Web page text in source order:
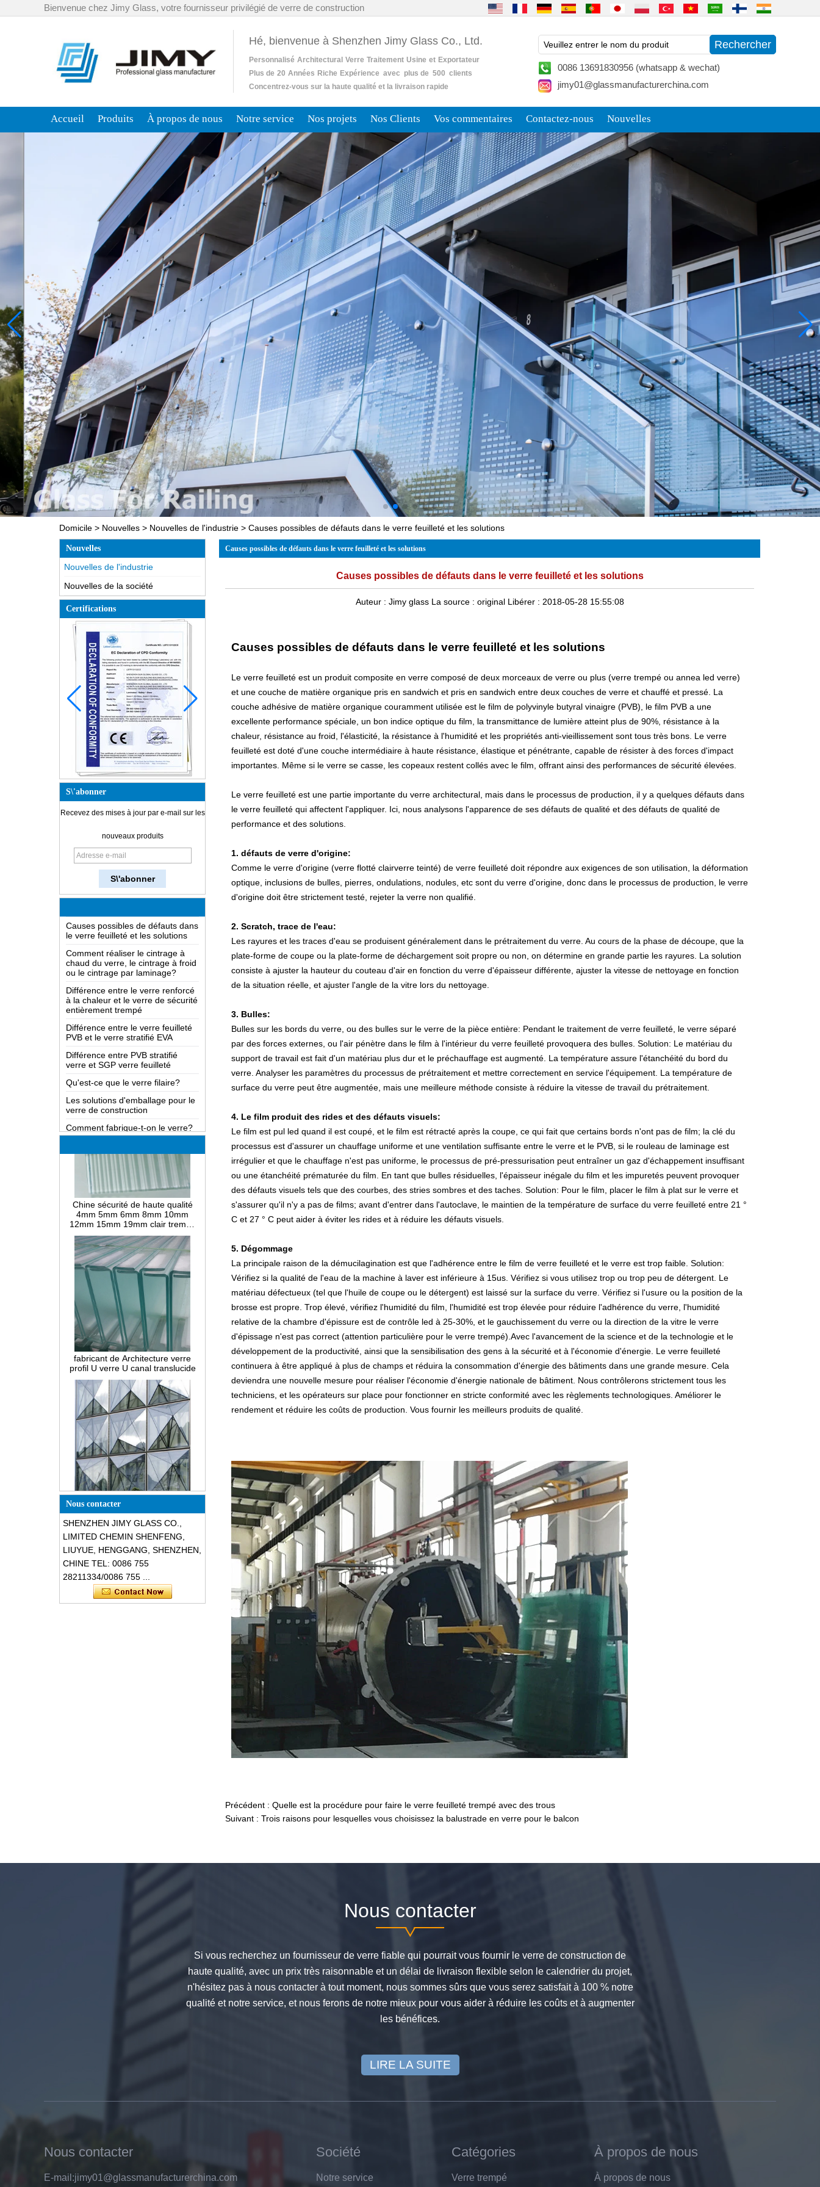
Bienvenue chez Jimy Glass, votre fournisseur privilégié de verre de construction
Hé, bienvenue à Shenzhen Jimy Glass Co., Ltd.
Personnalisé Architectural Verre Traitement Usine et Exportateur
Plus de 20 Années Riche Expérience avec plus de 500 clients
Concentrez-vous sur la haute qualité et la livraison rapide
0086 13691830956 (whatsapp & wechat)
jimy01@glassmanufacturerchina.com
Accueil Produits À propos de nous Notre service Nos projets Nos Clients Vos commentaires Contactez-nous Nouvelles
Domicile > Nouvelles > Nouvelles de l'industrie > Causes possibles de défauts dans le verre feuilleté et les solutions
Nouvelles
Nouvelles de l'industrie
Nouvelles de la société
Certifications
S\'abonner
Recevez des mises à jour par e-mail sur les
nouveaux produits
Comment fabrique-t-on le verre?
Comment fonctionne un miroir à
double sens?
Connaissance approfondie du
verre LOW-E
le verre feuilleté et les solutions
Comment réaliser le cintrage à
ou le cintrage par laminage?
Différence entre le verre renforcé
à la chaleur et le verre de sécurité
entièrement trempé
Différence entre le verre feuilleté
PVB et le verre stratifié EVA
Différence entre PVB stratifié
Qu'est-ce que le verre filaire?
Les solutions d'emballage pour le
verre de construction
Comment fabrique-t-on le verre?
Comment fonctionne un miroir à
double sens?
Connaissance approfondie du
verre LOW-E
Causes possibles de défauts dans
le verre feuilleté et les solutions
Comment réaliser le cintrage à
chaud du verre, le cintrage à froid
ou le cintrage par laminage?
Différence entre le verre renforcé
à la chaleur et le verre de sécurité
entièrement trempé
Différence entre le verre feuilleté
PVB et le verre stratifié EVA
Différence entre PVB stratifié
verre et SGP verre feuilleté
Qu'est-ce que le verre filaire?
Les solutions d'emballage pour le
verre de construction
Chine sécurité de haute qualité
4mm 5mm 6mm 8mm 10mm
12mm 15mm 19mm clair trempé
roseau cannelé cannelé la-wave
fabricants de verre nervuré
fabricant de Architecture verre
profil U verre U canal translucide
Façades en verre résistantes aux
bris structurelles en forme de
triangle de conception spéciale
porcelaine 8mm verre trempé clair
Nous contacter
SHENZHEN JIMY GLASS CO.,
LIMITED CHEMIN SHENFENG,
LIUYUE, HENGGANG, SHENZHEN,
CHINE TEL: 0086 755
28211334/0086 755 ...
Causes possibles de défauts dans le verre feuilleté et les solutions
Causes possibles de défauts dans le verre feuilleté et les solutions
Auteur : Jimy glass La source : original Libérer : 2018-05-28 15:55:08
Causes possibles de défauts dans le verre feuilleté et les solutions
Le verre feuilleté est un produit composite en verre composé de deux morceaux de verre ou plus (verre trempé ou annea led verre)
et une couche de matière organique pris en sandwich et pris en sandwich entre deux couches de verre et chauffé et pressé. La
couche adhésive de matière organique couramment utilisée est le film de polyvinyle butyral vinaigre (PVB), le film PVB a une
excellente performance spéciale, un bon indice optique du film, la transmittance de lumière atteint plus de 90%, résistance à la
chaleur, résistance au froid, l'élasticité, la résistance à l'humidité et les propriétés anti-vieillissement sont tous très bons. Le verre
feuilleté est doté d'une couche intermédiaire à haute résistance, élastique et pénétrante, capable de résister à des forces d'impact
importantes. Même si le verre se casse, les copeaux restent collés avec le film, offrant ainsi des performances de sécurité élevées.
Le verre feuilleté est une partie importante du verre architectural, mais dans le processus de production, il y a quelques défauts dans
le verre feuilleté qui affectent l'appliquer. Ici, nous analysons l'apparence de ses défauts de qualité et des défauts de qualité de
performance et des solutions.
1. défauts de verre d'origine:
Comme le verre d'origine (verre flotté clairverre teinté) de verre feuilleté doit répondre aux exigences de son utilisation, la déformation
optique, inclusions de bulles, pierres, ondulations, nodules, etc sont du verre d'origine, donc dans le processus de production, le verre
d'origine doit être strictement testé, rejeter la verre non qualifié.
2. Scratch, trace de l'eau:
Les rayures et les traces d'eau se produisent généralement dans le prétraitement du verre. Au cours de la phase de découpe, que la
plate-forme de coupe ou la plate-forme de déchargement soit propre ou non, on détermine en grande partie les rayures. La solution
consiste à ajuster la hauteur du couteau d'air en fonction du verre d'épaisseur différente, ajuster la vitesse de nettoyage en fonction
de la situation réelle, et ajuster l'angle de la vitre lors du nettoyage.
3. Bulles:
Bulles sur les bords du verre, ou des bulles sur le verre de la pièce entière: Pendant le traitement de verre feuilleté , le verre séparé
par des forces externes, ou l'air pénètre dans le film à l'intérieur du verre feuilleté provoquera des bulles. Solution: Le matériau du
support de travail est fait d'un matériau plus dur et le préchauffage est augmenté. La température assure l'étanchéité du bord du
verre. Analyser les paramètres du processus de prétraitement et mettre correctement en service l'équipement. La température de
surface du verre peut être augmentée, mais une meilleure méthode consiste à réduire la vitesse de travail du prétraitement.
4. Le film produit des rides et des défauts visuels:
Le film est pul led quand il est coupé, et le film est rétracté après la coupe, ce qui fait que certains bords n'ont pas de film; la clé du
processus est d'assurer un chauffage uniforme et une ventilation suffisante entre le verre et le PVB, si le rouleau de laminage est
irrégulier et que le chauffage n'est pas uniforme, le processus de pré-pressurisation peut entraîner un gaz d'échappement insuffisant
ou une étanchéité prématurée du film. En tant que bulles résiduelles, l'épaisseur inégale du film et les impuretés peuvent provoquer
des défauts visuels tels que des courbes, des stries sombres et des taches. Solution: Pour le film, placer le film à plat sur le verre et
s'assurer qu'il n'y a pas de films; avant d'entrer dans l'autoclave, le maintien de la température de surface du verre feuilleté entre 21 °
C et 27 ° C peut aider à éviter les rides et à réduire les défauts visuels.
5. Dégommage
La principale raison de la démucilagination est que l'adhérence entre le film de verre feuilleté et le verre est trop faible. Solution:
Vérifiez si la qualité de l'eau de la machine à laver est inférieure à 15us. Vérifiez si vous utilisez trop ou trop peu de détergent. Le
matériau défectueux (tel que l'huile de coupe ou le détergent) est laissé sur la surface du verre. Vérifiez si l'usure ou la position de la
brosse est propre. Trop élevé, vérifiez l'humidité du film, l'humidité est trop élevée pour réduire l'adhérence du verre, l'humidité
relative de la chambre d'épissure est de contrôle led à 25-30%, et le gauchissement du verre ou la direction de la vitre le verre
d'épissage n'est pas correct (attention particulière pour le verre trempé).Avec l'avancement de la science et de la technologie et le
développement de la productivité, ainsi que la sensibilisation des gens à la sécurité et à l'économie d'énergie. Le verre feuilleté
continuera à être appliqué à plus de champs et réduira la consommation d'énergie des bâtiments dans une grande mesure. Cela
deviendra une nouvelle mesure pour réaliser l'économie d'énergie nationale de bâtiment. Nous contrôlerons strictement tous les
techniciens, et les opérateurs sur place pour fonctionner en stricte conformité avec les règlements technologiques. Améliorer le
rendement et réduire les coûts de production. Vous fournir les meilleurs produits de qualité.
Précédent : Quelle est la procédure pour faire le verre feuilleté trempé avec des trous
Suivant : Trois raisons pour lesquelles vous choisissez la balustrade en verre pour le balcon
Nous contacter
Si vous recherchez un fournisseur de verre fiable qui pourrait vous fournir le verre de construction de
haute qualité, avec un prix très raisonnable et un délai de livraison flexible selon le calendrier du projet,
n'hésitez pas à nous contacter à tout moment, nous sommes sûrs que vous serez satisfait à 100 % notre
qualité et notre service, et nous ferons de notre mieux pour vous aider à réduire les coûts et à augmenter
les bénéfices.
LIRE LA SUITE
Nous contacter
E-mail:jimy01@glassmanufacturerchina.com
Société
Notre service
Catégories
Verre trempé
À propos de nous
À propos de nous